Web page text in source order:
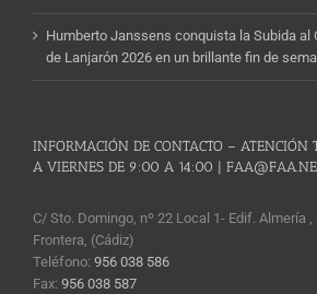
Humberto Janssens conquista la Subida al
de Lanjarón 2026 en un brillante fin de
INFORMACIÓN DE CONTACTO – ATENCIÓN
A VIERNES DE 9:00 A 14:00 |
C/ Sto. Domingo, nº 22 Local 1- Edif. Almería
Frontera, (Cádiz)
Teléfono: 956 038 586
Fax: 956 038 587